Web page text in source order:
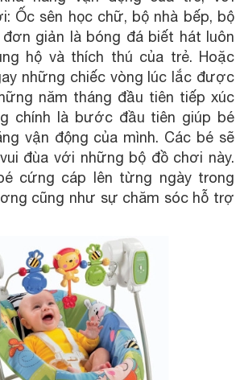
Ốc sên học chữ, bộ nhà bếp, bộ
giản là bóng đá biết hát luôn
hộ và thích thú của trẻ. Hoặc
những chiếc vòng lúc lắc được
năm tháng đầu tiên tiếp xúc
chính là bước đầu tiên giúp bé
vận động của mình. Các bé sẽ
đùa với những bộ đồ chơi này.
cứng cáp lên từng ngày trong
cũng như sự chăm sóc hỗ trợ